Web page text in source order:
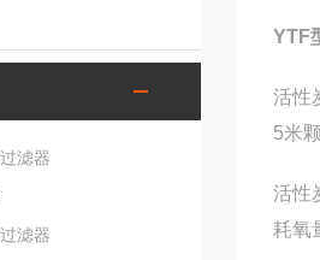
滤器
滤器
YTF
活性
5米
活性
耗氧